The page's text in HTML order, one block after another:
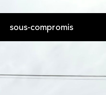
sous-compromis